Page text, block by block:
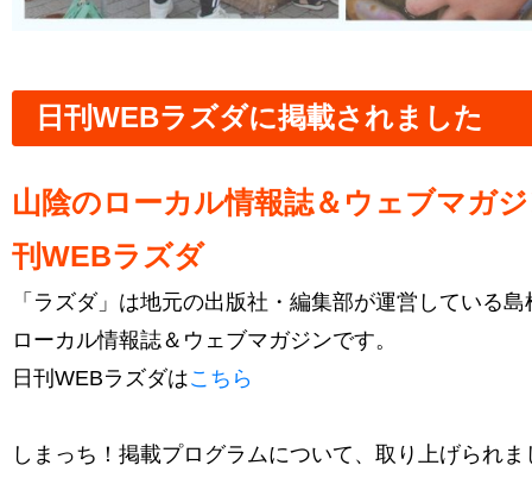
日刊WEBラズダに掲載されました
山陰のローカル情報誌＆ウェブマガ
刊WEBラズダ
「ラズダ」は地元の出版社・編集部が運営している
ローカル情報誌＆ウェブマガジンです。
日刊WEBラズダはこちら
しまっち！掲載プログラムについて、取り上げられま